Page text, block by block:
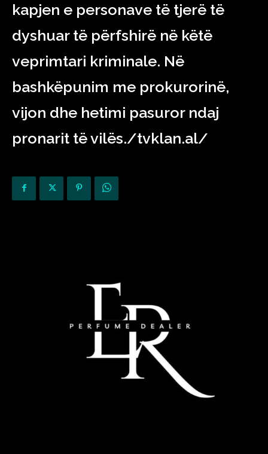
kapjen e personave të tjerë të
dyshuar të përfshirë në këtë
veprimtari kriminale. Në
bashkëpunim me prokurorinë,
vijon dhe hetimi pasuror ndaj
pronarit të vilës./tvklan.al/